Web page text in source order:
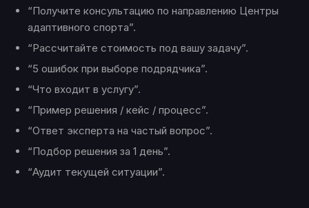
“Получите консультацию по направлению Центры
адаптивного спорта”.
“Рассчитайте стоимость под вашу задачу”.
“5 ошибок при выборе подрядчика”.
“Что входит в услугу”.
“Пример решения / кейс / процесс”.
“Ответ эксперта на частый вопрос”.
“Подбор решения за 1 день”.
“Аудит текущей ситуации”.